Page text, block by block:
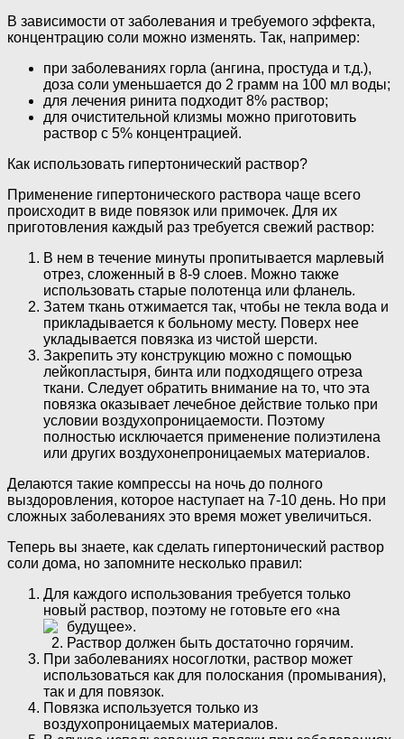
В зависимости от заболевания и требуемого эффекта,
концентрацию соли можно изменять. Так, например:
при заболеваниях горла (ангина, простуда и т.д.),
доза соли уменьшается до 2 грамм на 100 мл воды;
для лечения ринита подходит 8% раствор;
для очистительной клизмы можно приготовить
раствор с 5% концентрацией.
Как использовать гипертонический раствор?
Применение гипертонического раствора чаще всего
происходит в виде повязок или примочек. Для их
приготовления каждый раз требуется свежий раствор:
В нем в течение минуты пропитывается марлевый
отрез, сложенный в 8-9 слоев. Можно также
использовать старые полотенца или фланель.
Затем ткань отжимается так, чтобы не текла вода и
прикладывается к больному месту. Поверх нее
укладывается повязка из чистой шерсти.
Закрепить эту конструкцию можно с помощью
лейкопластыря, бинта или подходящего отреза
ткани. Следует обратить внимание на то, что эта
повязка оказывает лечебное действие только при
условии воздухопроницаемости. Поэтому
полностью исключается применение полиэтилена
или других воздухонепроницаемых материалов.
Делаются такие компрессы на ночь до полного
выздоровления, которое наступает на 7-10 день. Но при
сложных заболеваниях это время может увеличиться.
Теперь вы знаете, как сделать гипертонический раствор
соли дома, но запомните несколько правил:
Для каждого использования требуется только
новый раствор, поэтому не готовьте его «на
будущее».
Раствор должен быть достаточно горячим.
При заболеваниях носоглотки, раствор может
использоваться как для полоскания (промывания),
так и для повязок.
Повязка используется только из
воздухопроницаемых материалов.